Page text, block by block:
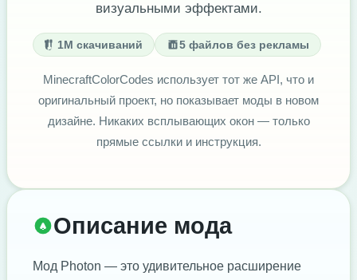
визуальными эффектами.
1M скачиваний 5 файлов без рекламы
MinecraftColorCodes использует тот же API, что и
оригинальный проект, но показывает моды в новом
дизайне. Никаких всплывающих окон — только
прямые ссылки и инструкция.
Описание мода
Мод Photon — это удивительное расширение